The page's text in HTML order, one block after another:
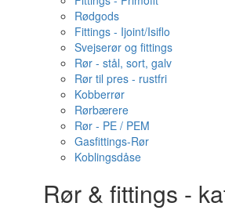
Rødgods
Fittings - Ijoint/Isiflo
Svejserør og fittings
Rør - stål, sort, galv
Rør til pres - rustfri
Kobberrør
Rørbærere
Rør - PE / PEM
Gasfittings-Rør
Koblingsdåse
Rør & fittings -